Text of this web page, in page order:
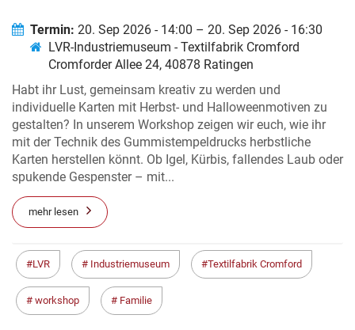
Termin: 20. Sep 2026 - 14:00 – 20. Sep 2026 - 16:30
LVR-Industriemuseum - Textilfabrik Cromford
Cromforder Allee 24, 40878 Ratingen
Habt ihr Lust, gemeinsam kreativ zu werden und
individuelle Karten mit Herbst- und Halloweenmotiven zu
gestalten? In unserem Workshop zeigen wir euch, wie ihr
mit der Technik des Gummistempeldrucks herbstliche
Karten herstellen könnt. Ob Igel, Kürbis, fallendes Laub oder
spukende Gespenster – mit...
mehr lesen
LVR Industriemuseum Textilfabrik Cromford
workshop Familie